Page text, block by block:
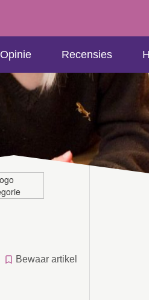
Opinie Recensies
Bewaar artikel